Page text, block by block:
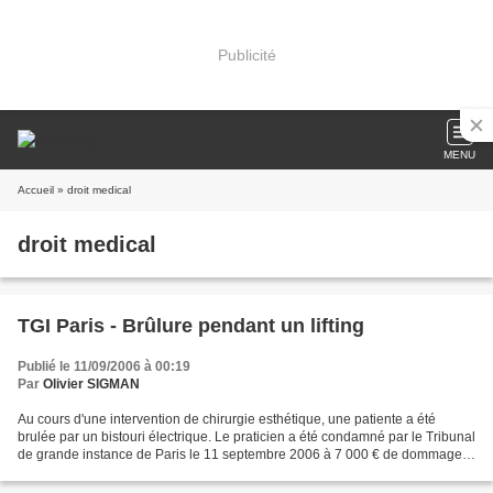
Publicité
MENU
Accueil » droit medical
droit medical
TGI Paris - Brûlure pendant un lifting
Publié le 11/09/2006 à 00:19
Par Olivier SIGMAN
Au cours d'une intervention de chirurgie esthétique, une patiente a été
brulée par un bistouri électrique. Le praticien a été condamné par le Tribunal
de grande instance de Paris le 11 septembre 2006 à 7 000 € de dommages